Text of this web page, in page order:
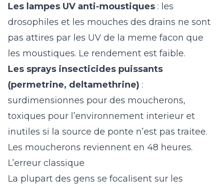
Les lampes UV anti-moustiques : les
drosophiles et les mouches des drains ne sont
pas attires par les UV de la meme facon que
les moustiques. Le rendement est faible.
Les sprays insecticides puissants
(permetrine, deltamethrine) :
surdimensionnes pour des moucherons,
toxiques pour l’environnement interieur et
inutiles si la source de ponte n’est pas traitee.
Les moucherons reviennent en 48 heures.
L’erreur classique
La plupart des gens se focalisent sur les